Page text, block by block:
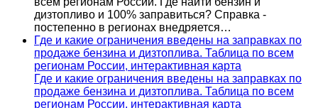
дизтопливо и 100% заправиться? Справка -
постепенно в регионах внедряется…
Где и какие ограничения введены на заправках по
продаже бензина и дизтоплива. Таблица по всем
регионам России, интерактивная карта
Где и какие ограничения введены на заправках по
продаже бензина и дизтоплива. Таблица по всем
регионам России, интерактивная карта